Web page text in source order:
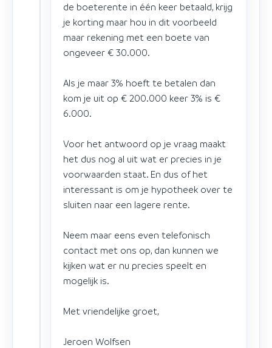
de boeterente in één keer betaald, krijg
je korting maar hou in dit voorbeeld
maar rekening met een boete van
ongeveer € 30.000.
Als je maar 3% hoeft te betalen dan
kom je uit op € 200.000 keer 3% is €
6.000.
Voor het antwoord op je vraag maakt
het dus nog al uit wat er precies in je
voorwaarden staat. En dus of het
interessant is om je hypotheek over te
sluiten naar een lagere rente.
Neem maar eens even telefonisch
contact met ons op, dan kunnen we
kijken wat er nu precies speelt en
mogelijk is.
Met vriendelijke groet,
Jeroen Wolfsen